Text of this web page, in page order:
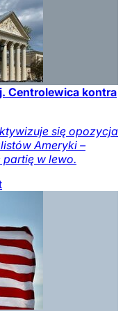
Centrolewica kontra
się opozycja
Ameryki –
w lewo.